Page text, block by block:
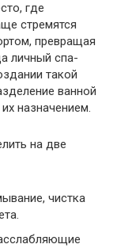
где
стремятся
превращая
личный спа-
такой
ванной
назначением.
на две
чистка